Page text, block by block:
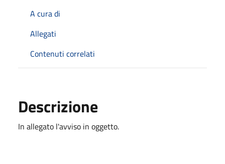
A cura di
Allegati
Contenuti correlati
Descrizione
In allegato l'avviso in oggetto.